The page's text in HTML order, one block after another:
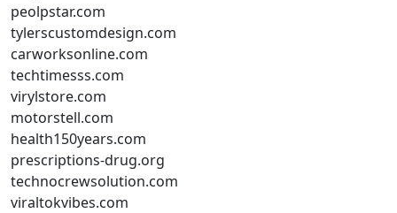
peolpstar.com
tylerscustomdesign.com
carworksonline.com
techtimesss.com
virylstore.com
motorstell.com
health150years.com
prescriptions-drug.org
technocrewsolution.com
viraltokvibes.com